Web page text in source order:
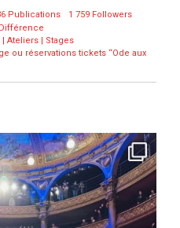
Publications
1 759 Followers
Ateliers | Stages
ou réservations tickets “Ode aux